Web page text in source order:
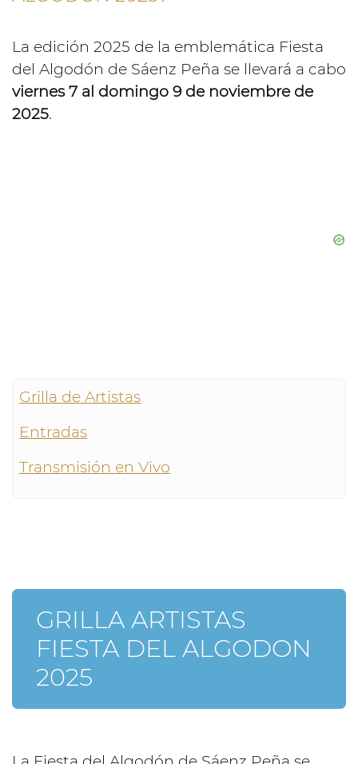
La edición 2025 de la emblemática Fiesta
del Algodón de Sáenz Peña se llevará a cabo
viernes 7 al domingo 9 de noviembre de
2025.
Grilla de Artistas
Entradas
Transmisión en Vivo
GRILLA ARTISTAS
FIESTA DEL ALGODON
2025